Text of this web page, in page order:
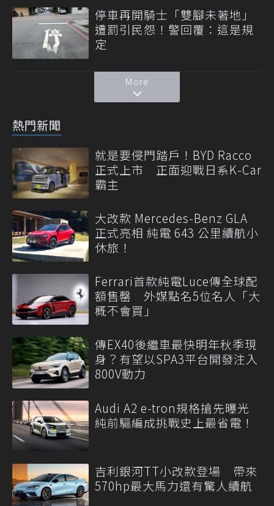
停車再開騎士「雙腳未著地」
遭罰引民怨！警回覆：這是規
定
More
熱門新聞
就是要侵門踏戶！BYD Racco
正式上市 正面迎戰日系K-Car
霸主
大改款 Mercedes-Benz GLA
正式亮相 純電 643 公里續航小
休旅！
Ferrari首款純電Luce傳全球配
額售罄 外媒點名5位名人「大
概不會買」
傳EX40後繼車最快明年秋季現
身？有望以SPA3平台開發注入
800V動力
Audi A2 e-tron規格搶先曝光
純前驅編成挑戰史上最省電！
吉利銀河TT小改款登場 帶來
570hp最大馬力還有驚人續航